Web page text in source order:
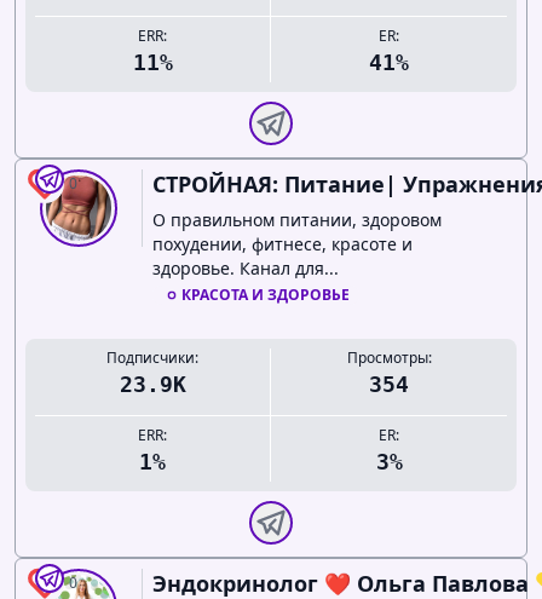
ERR:
11%
ER:
41%
0 СТРОЙНАЯ: Питание|
О правильном питании, здоровом
похудении, фитнесе, красоте и
здоровье. Канал для...
КРАСОТА И ЗДОРОВЬЕ
Подписчики:
23.9K
ERR:
1%
Просмотры:
354
ER:
3%
0 Эндокринолог ❤️ Ольга Павлова